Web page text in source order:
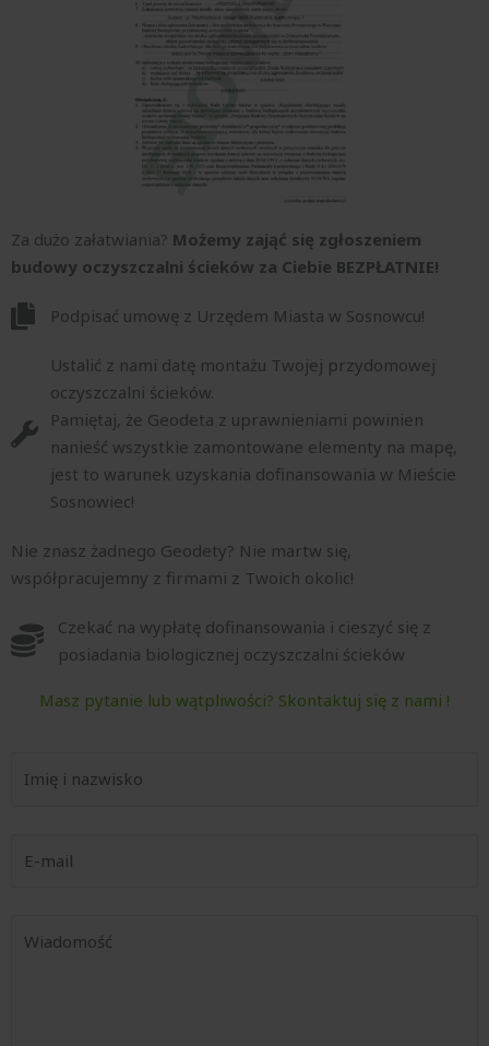
Za dużo załatwiania? Możemy zająć się zgłoszeniem
budowy oczyszczalni ścieków za Ciebie BEZPŁATNIE!
Podpisać umowę z Urzędem Miasta w Sosnowcu!
Ustalić z nami datę montażu Twojej przydomowej
oczyszczalni ścieków.
Pamiętaj, że Geodeta z uprawnieniami powinien
nanieść wszystkie zamontowane elementy na mapę,
jest to warunek uzyskania dofinansowania w Mieście
Sosnowiec!
Nie znasz żadnego Geodety? Nie martw się,
współpracujemny z firmami z Twoich okolic!
Czekać na wypłatę dofinansowania i cieszyć się z
posiadania biologicznej oczyszczalni ścieków
Masz pytanie lub wątpliwości? Skontaktuj się z nami !